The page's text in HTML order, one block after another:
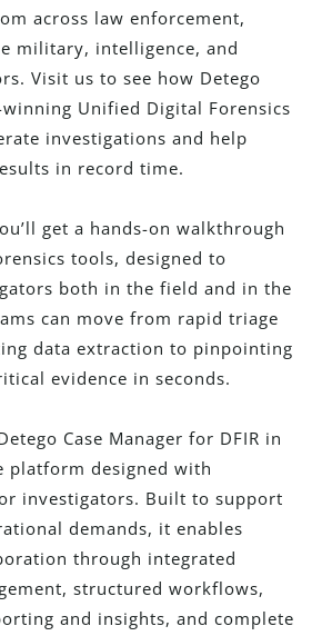
across law enforcement,
military, intelligence, and
Visit us to see how Detego
winning Unified Digital Forensics
investigations and help
in record time.
get a hands-on walkthrough
tools, designed to
both in the field and in the
can move from rapid triage
data extraction to pinpointing
evidence in seconds.
Case Manager for DFIR in
platform designed with
investigators. Built to support
demands, it enables
through integrated
structured workflows,
and insights, and complete